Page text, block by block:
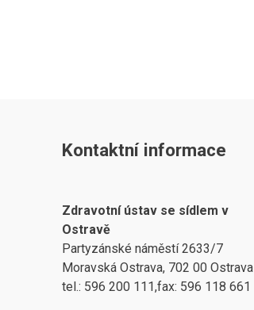
Kontaktní informace
Zdravotní ústav se sídlem v
Ostravě
Partyzánské náměstí 2633/7
Moravská Ostrava, 702 00 Ostrava
tel.: 596 200 111,fax: 596 118 661